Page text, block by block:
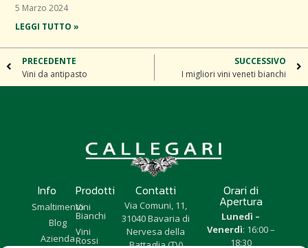
5 Marzo 2024
LEGGI TUTTO »
PRECEDENTE
Vini da antipasto
SUCCESSIVO
I migliori vini veneti bianchi
Info
Smaltimento
Blog
Azienda
Prodotti
Vini
Bianchi
Vini
Rossi
Contatti
Via Comuni, 11,
31040 Bavaria di
Nervesa della
Battaglia (TV)
Orari di
Apertura
Lunedì –
Venerdì: 16:00 –
18:30